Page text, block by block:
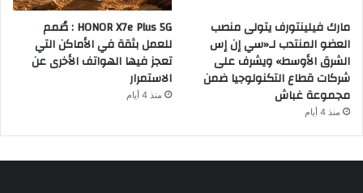
مارك فيلينتورف يتولى منصب
العضو المنتدب لـ«سي إن إس
الشرق الأوسط» ويشرف على
شركات قطاع التكنولوجيا ضمن
مجموعة غباش
منذ 4 أيام
HONOR X7e Plus 5G : صُمم
للعمل بثقة في الأماكن التي
تعجز فيها الهواتف الأخرى عن
الاستمرار
منذ 4 أيام